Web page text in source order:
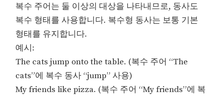
복수 주어는 둘 이상의 대상을 나타내므로, 동사도
복수 형태를 사용합니다. 복수형 동사는 보통 기본
형태를 유지합니다.
예시:
The cats jump onto the table. (복수 주어 “The
cats”에 복수 동사 “jump” 사용)
My friends like pizza. (복수 주어 “My friends”에 복